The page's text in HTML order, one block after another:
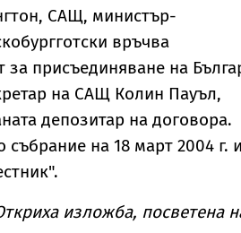
САЩ, министър-
връчва
присъединяване на
на САЩ Колин Пауъл,
депозитар на договора.
на 18 март 2004 г.
изложба, посветена